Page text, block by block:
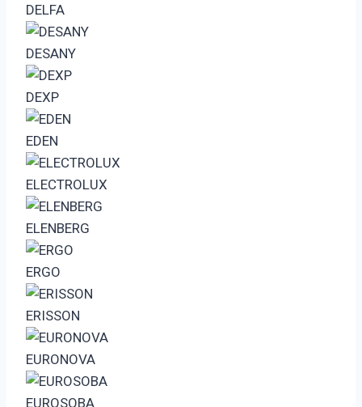
DELFA
DESANY
DEXP
EDEN
ELECTROLUX
ELENBERG
ERGO
ERISSON
EURONOVA
EUROSOBA